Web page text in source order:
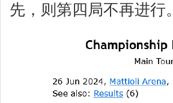
先，则第四局不再进行。